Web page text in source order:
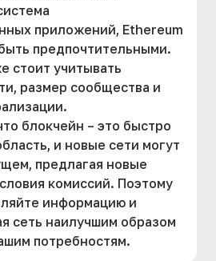
приложений, Ethereum
предпочтительными.
стоит учитывать
размер сообщества и
блокчейн – это быстро
и новые сети могут
предлагая новые
комиссий. Поэтому
информацию и
сеть наилучшим образом
потребностям.